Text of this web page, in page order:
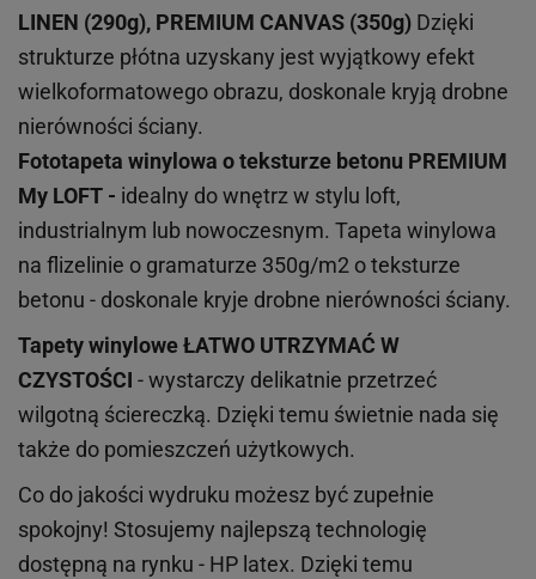
LINEN (290g), PREMIUM CANVAS (350g) Dzięki
strukturze płótna uzyskany jest wyjątkowy efekt
wielkoformatowego obrazu, doskonale kryją drobne
nierówności ściany.
Fototapeta winylowa oteksturze betonu PREMIUM
My LOFT - idealny do wnętrz w stylu loft,
industrialnym lub nowoczesnym. Tapeta winylowa
na flizelinie o gramaturze 350g/m2 o teksturze
betonu - doskonale kryje drobne nierówności ściany.
Tapety winyloweŁATWO UTRZYMAĆ W
CZYSTOŚCI - wystarczy delikatnie przetrzeć
wilgotną ściereczką. Dzięki temu świetnie nada się
także do pomieszczeń użytkowych.
Co do jakości wydruku możesz być zupełnie
spokojny! Stosujemy najlepszą technologię
dostępną na rynku - HP latex. Dzięki temu